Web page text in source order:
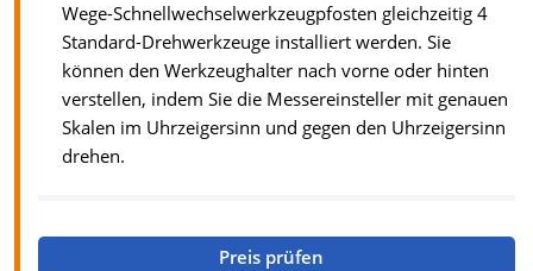
Wege-Schnellwechselwerkzeugpfosten gleichzeitig 4
Standard-Drehwerkzeuge installiert werden. Sie
können den Werkzeughalter nach vorne oder hinten
verstellen, indem Sie die Messereinsteller mit genauen
Skalen im Uhrzeigersinn und gegen den Uhrzeigersinn
drehen.
Preis prüfen